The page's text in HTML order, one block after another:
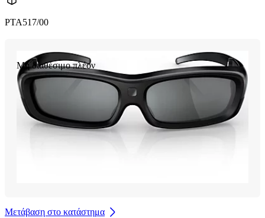
PTA517/00
Μη διαθέσιμο πλέον
Μετάβαση στο κατάστημα